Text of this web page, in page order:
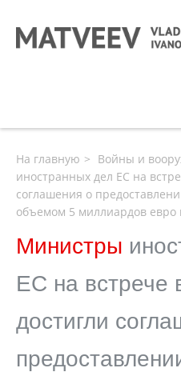
На главную Войны и
иностранных дел ЕС на
соглашения о
объемом 5 миллиардов евро
Министры
ЕС на встрече
достигли